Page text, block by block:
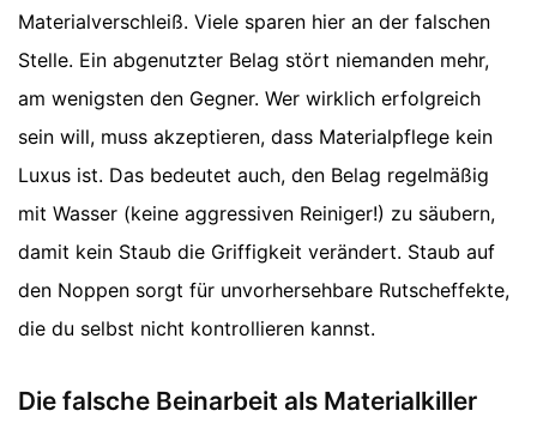
Materialverschleiß. Viele sparen hier an der falschen
Stelle. Ein abgenutzter Belag stört niemanden mehr,
am wenigsten den Gegner. Wer wirklich erfolgreich
sein will, muss akzeptieren, dass Materialpflege kein
Luxus ist. Das bedeutet auch, den Belag regelmäßig
mit Wasser (keine aggressiven Reiniger!) zu säubern,
damit kein Staub die Griffigkeit verändert. Staub auf
den Noppen sorgt für unvorhersehbare Rutscheffekte,
die du selbst nicht kontrollieren kannst.
Die falsche Beinarbeit als Materialkiller